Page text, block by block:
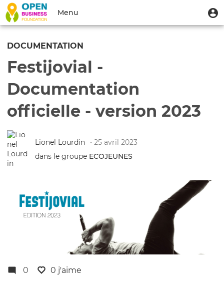
contenu
Menu
du
compte
de
l'utilisateur
Menu
Toggle
navigation
DOCUMENTATION
Festijovial -
Documentation
officielle - version 2023
Lionel Lourdin
• 25 avril 2023
dans le groupe ECOJEUNES
0 0 j'aime